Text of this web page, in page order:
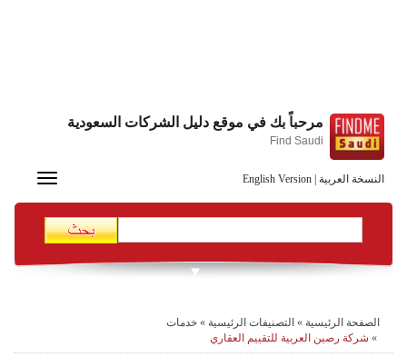
النسخة العربية English Version
مرحباً بك في موقع دليل الشركات السعودية
Find Saudi
Toggle
الصفحة الرئيسية » التصنيفات الرئيسية » خدمات
» شركة رصين العربية للتقييم العقاري